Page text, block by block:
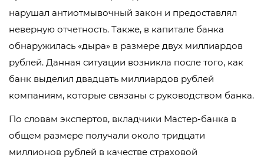
нарушал антиотмывочный закон и предоставлял
неверную отчетность. Также, в капитале банка
обнаружилась «дыра» в размере двух миллиардов
рублей. Данная ситуации возникла после того, как
банк выделил двадцать миллиардов рублей
компаниям, которые связаны с руководством банка.
По словам экспертов, вкладчики Мастер-банка в
общем размере получали около тридцати
миллионов рублей в качестве страховой